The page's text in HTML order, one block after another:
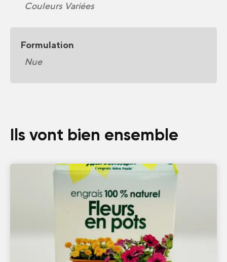
Couleurs Variées
Formulation
Nue
Ils vont bien ensemble